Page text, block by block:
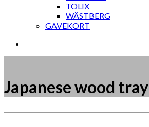
TOLIX
WÄSTBERG
GAVEKORT
Japanese wood tray